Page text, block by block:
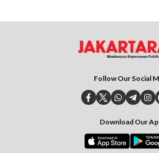
Follow Our Social
Download Our